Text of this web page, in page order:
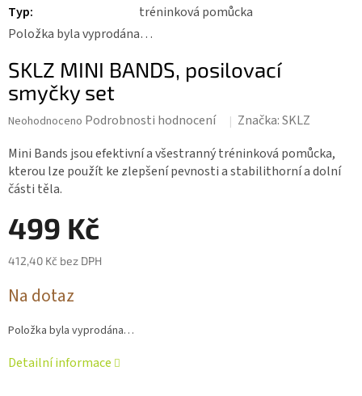
Typ:
tréninková pomůcka
Položka byla vyprodána…
SKLZ MINI BANDS, posilovací
smyčky set
Průměrné
produktu
je
0,0
z 5
Neohodnoceno Podrobnosti hodnocení Značka:SKLZ
Mini Bands jsou efektivní a všestranný tréninková pomůcka,
kterou lze použít ke zlepšení pevnosti a stabilithorní a dolní
části těla.
499 Kč
412,40 Kč bez DPH
cena:
Na dotaz
Položka byla vyprodána…
Detailní informace